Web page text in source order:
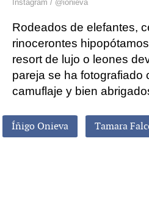
Instagram / @ionieva
Rodeados de elefantes,
rinocerontes
resort de lujo o leones
pareja se ha fotografiado
camuflaje y bien
Íñigo Onieva Tamara